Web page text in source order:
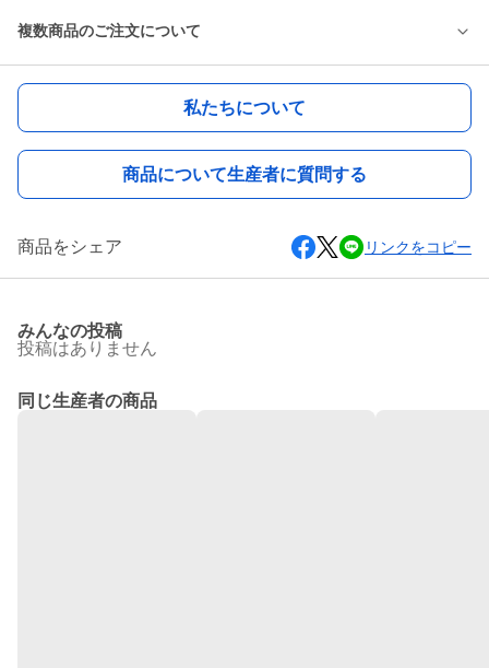
複数商品のご注文について
私たちについて
商品について生産者に質問する
商品をシェア リンクをコピー
みんなの投稿
投稿はありません
同じ生産者の商品